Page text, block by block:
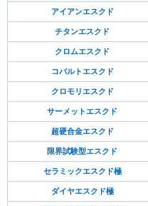
アイアンエスクド
チタンエスクド
クロムエスクド
コバルトエスクド
クロモリエスクド
サーメットエスクド
超硬合金エスクド
限界試験型エスクド
セラミックエスクド極
ダイヤエスクド極